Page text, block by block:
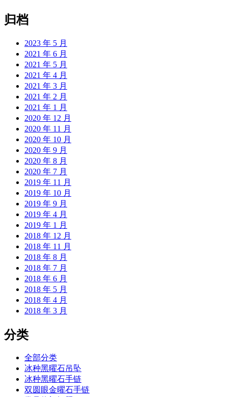
归档
2023 年 5 月
2021 年 6 月
2021 年 5 月
2021 年 4 月
2021 年 3 月
2021 年 2 月
2021 年 1 月
2020 年 12 月
2020 年 11 月
2020 年 10 月
2020 年 9 月
2020 年 8 月
2020 年 7 月
2019 年 11 月
2019 年 10 月
2019 年 9 月
2019 年 4 月
2019 年 1 月
2018 年 12 月
2018 年 11 月
2018 年 8 月
2018 年 7 月
2018 年 6 月
2018 年 5 月
2018 年 4 月
2018 年 3 月
分类
全部分类
冰种黑曜石吊坠
冰种黑曜石手链
双圆眼金曜石手链